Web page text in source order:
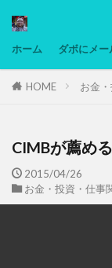
ホーム ダボにメー
HOME お金
CIMBが薦め
2015/04/26
お金・投資・仕事
タグ
マレーシア
備忘録